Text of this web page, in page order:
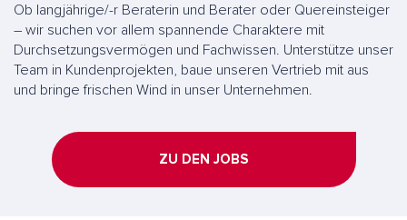
Ob langjährige/-r Beraterin und Berater oder Quereinsteiger
– wir suchen vor allem spannende Charaktere mit
Durchsetzungsvermögen und Fachwissen. Unterstütze unser
Team in Kundenprojekten, baue unseren Vertrieb mit aus
und bringe frischen Wind in unser Unternehmen.
ZU DEN JOBS